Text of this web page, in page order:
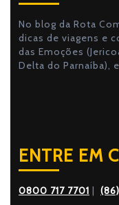
No blog da Rota
dicas de viagens e
das Emoções
Delta do Parnaíba),
ENTRE EM
0800 717 7701 |